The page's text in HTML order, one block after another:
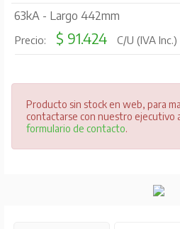
63kA - Largo 442mm
Precio: $ 91.424 C/U (IVA Inc.)
Producto sin stock en web, para
contactarse con nuestro ejecutivo
formulario de contacto.